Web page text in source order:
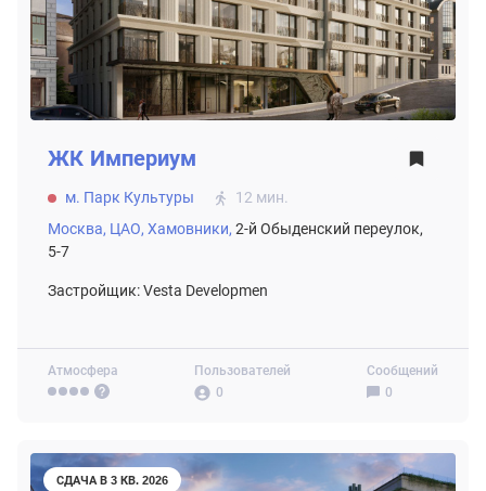
Атмосфера
Пользователей
0
Сообщений
0
ЖК Империум
м. Парк Культуры
12 мин.
Москва, ЦАО, Хамовники, 2-й Обыденский переулок,
5-7
Застройщик: Vesta Developmen
СДАЧА В 3 КВ. 2026